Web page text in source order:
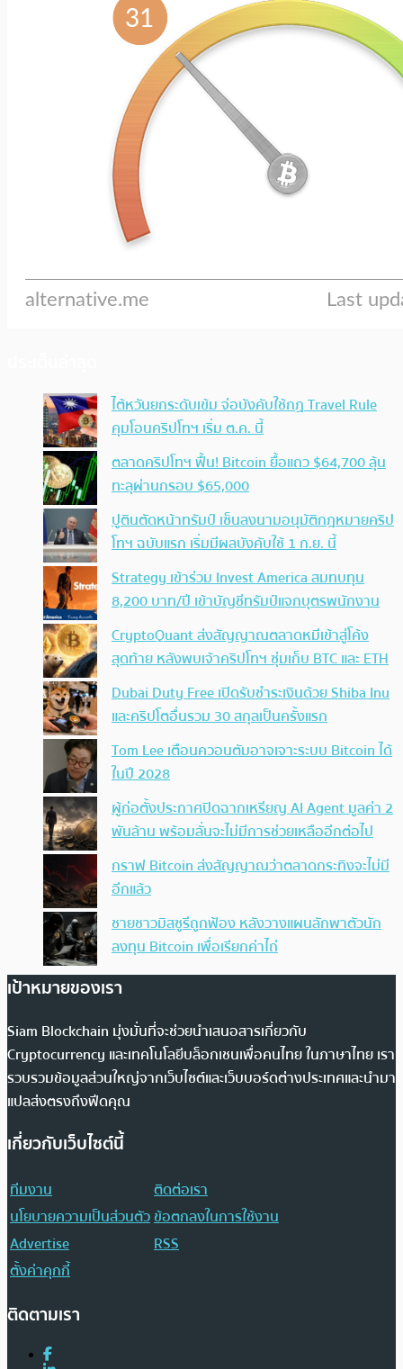
ไต้หวันยกระดับเข้ม จ่อบังคับใช้กฏ Travel Rule
คุมโอนคริปโทฯ เริ่ม ต.ค. นี้
ตลาดคริปโทฯ ฟื้น! Bitcoin ยื้อแถว $64,700 ลุ้น
ทะลุผ่านกรอบ $65,000
ปูตินตัดหน้าทรัมป์ เซ็นลงนามอนุมัติกฎหมายคริป
โทฯ ฉบับแรก เริ่มมีผลบังคับใช้ 1 ก.ย. นี้
Strategy เข้าร่วม Invest America สมทบทุน
8,200 บาท/ปี เข้าบัญชีทรัมป์แจกบุตรพนักงาน
CryptoQuant ส่งสัญญาณตลาดหมีเข้าสู่โค้ง
สุดท้าย หลังพบเจ้าคริปโทฯ ซุ่มเก็บ BTC และ ETH
Dubai Duty Free เปิดรับชำระเงินด้วย Shiba Inu
และคริปโตอื่นรวม 30 สกุลเป็นครั้งแรก
Tom Lee เตือนควอนตัมอาจเจาะระบบ Bitcoin ได้
ในปี 2028
ผู้ก่อตั้งประกาศปิดฉากเหรียญ AI Agent มูลค่า 2
พันล้าน พร้อมลั่นจะไม่มีการช่วยเหลืออีกต่อไป
กราฟ Bitcoin ส่งสัญญาณว่าตลาดกระทิงจะไม่มี
อีกแล้ว
ชายชาวมิสซูรีถูกฟ้อง หลังวางแผนลักพาตัวนัก
ลงทุน Bitcoin เพื่อเรียกค่าไถ่
เป้าหมายของเรา
Siam Blockchain มุ่งมั่นที่จะช่วยนำเสนอสารเกี่ยวกับ
Cryptocurrency และเทคโนโลยีบล็อกเชนเพื่อคนไทย ในภาษาไทย เรา
รวบรวมข้อมูลส่วนใหญ่จากเว็บไซต์และเว็บบอร์ดต่างประเทศและนำมา
แปลส่งตรงถึงฟีดคุณ
เกี่ยวกับเว็บไซต์นี้
ทีมงาน
ติดต่อเรา
นโยบายความเป็นส่วนตัวข้อตกลงในการใช้งาน
Advertise
RSS
ตั้งค่าคุกกี้
ติดตามเรา